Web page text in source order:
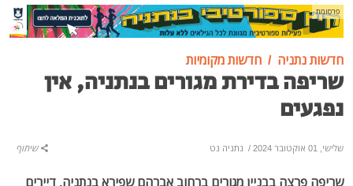
פרסומת
חדשות נתניה חדשות מקומיות
שריפה בדירת מגורים בנתניה, אין
נפגעים
שלישי, 01 אוקטובר 2024 / נתניה נט שיתוף
שריפה פרצה בבניין מגורים ברחוב אברהם שפירא בנתניה, דיירים